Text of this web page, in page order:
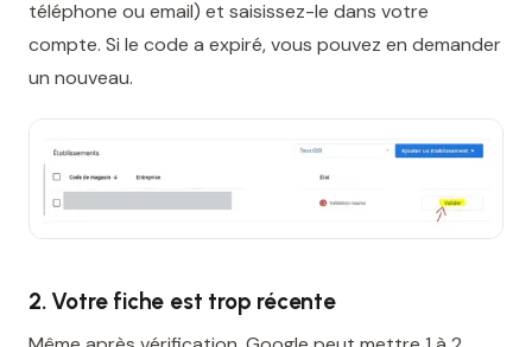
téléphone ou email) et saisissez-le dans votre
compte. Si le code a expiré, vous pouvez en demander
un nouveau.
2. Votre fiche est trop récente